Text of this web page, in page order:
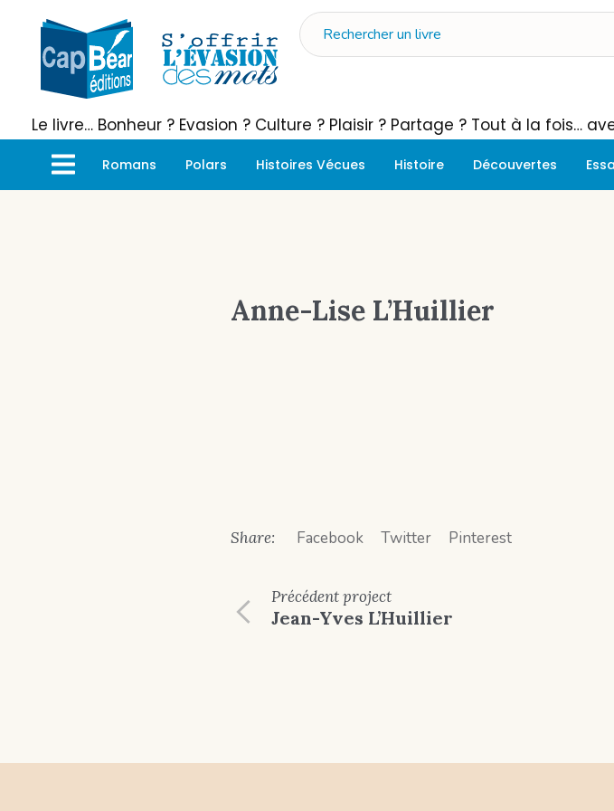
Le livre… Bonheur ? Evasion ? Culture ? Plaisir ? Partage ? Tout à la fois…
Romans Polars Histoires Vécues Histoire Découvertes
Anne-Lise L’Huillier
Share: Facebook Twitter Pinterest
Précédentproject
Jean-Yves L’Huillier